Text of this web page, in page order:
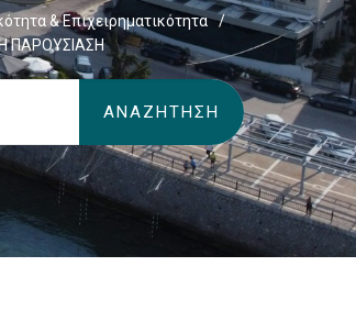
& Επιχειρηματικότητα
/
ΠΑΡΟΥΣΙΑΣΗ